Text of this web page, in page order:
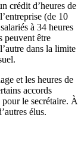
crédit d’heures de
(de 10
à 34 heures
peuvent être
dans la limite
et les heures de
accords
pour le secrétaire. À
élus.